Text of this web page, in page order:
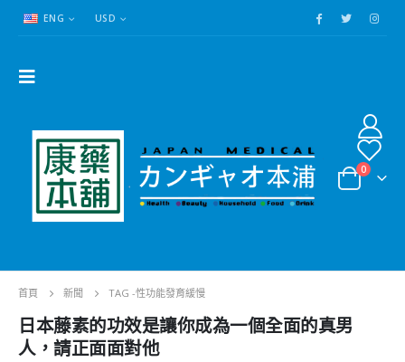
ENG USD
0
首頁 新聞 TAG -性功能發育緩慢
日本藤素的功效是讓你成為一個全面的真男
人，請正面面對他